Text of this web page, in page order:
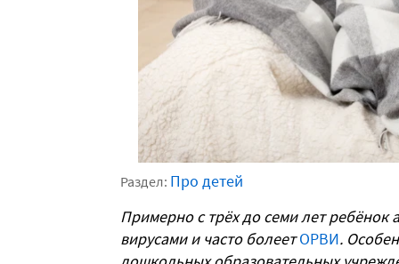
Раздел: Про детей
Примерно с трёх до семи лет ребёнок
вирусами и часто болеетОРВИ.